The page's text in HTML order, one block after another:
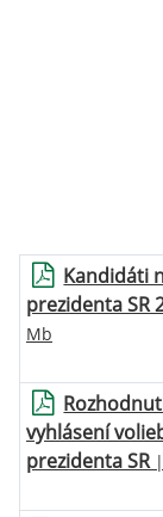
Kandidáti
prezidenta SR
Mb
vyhlásení
prezidenta SR|